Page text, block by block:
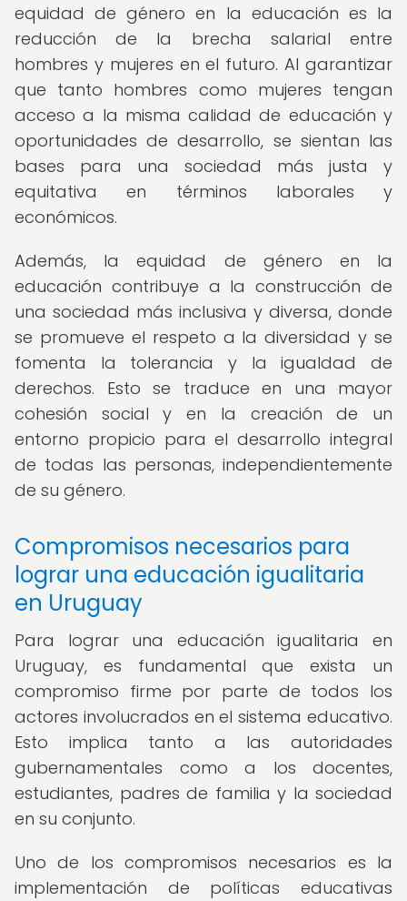
equidad de género en la educación es la
reducción de la brecha salarial entre
hombres y mujeres en el futuro. Al garantizar
que tanto hombres como mujeres tengan
acceso a la misma calidad de educación y
oportunidades de desarrollo, se sientan las
bases para una sociedad más justa y
equitativa en términos laborales y
económicos.
Además, la equidad de género en la
educación contribuye a la construcción de
una sociedad más inclusiva y diversa, donde
se promueve el respeto a la diversidad y se
fomenta la tolerancia y la igualdad de
derechos. Esto se traduce en una mayor
cohesión social y en la creación de un
entorno propicio para el desarrollo integral
de todas las personas, independientemente
de su género.
Compromisos necesarios para
lograr una educación igualitaria
en Uruguay
Para lograr una educación igualitaria en
Uruguay, es fundamental que exista un
compromiso firme por parte de todos los
actores involucrados en el sistema educativo.
Esto implica tanto a las autoridades
gubernamentales como a los docentes,
estudiantes, padres de familia y la sociedad
en su conjunto.
Uno de los compromisos necesarios es la
implementación de políticas educativas